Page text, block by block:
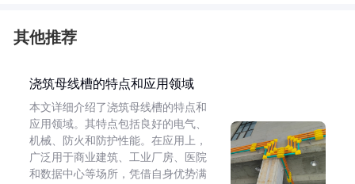
其他推荐
浇筑母线槽的特点和应用领域
本文详细介绍了浇筑母线槽的特点和
应用领域。其特点包括良好的电气、
机械、防火和防护性能。在应用上，
广泛用于商业建筑、工业厂房、医院
和数据中心等场所，凭借自身优势满